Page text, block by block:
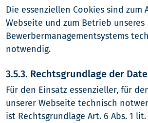
Die essenziellen Cookies sind zum
Webseite und zum Betrieb unseres
Bewerbermanagementsystems
notwendig.
3.5.3. Rechtsgrundlage der
Für den Einsatz essenzieller, für
unserer Webseite technisch
ist Rechtsgrundlage Art. 6 Abs. 1 lit.